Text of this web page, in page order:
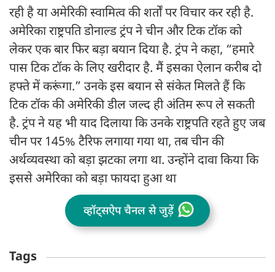
रही है या अमेरिकी स्वामित्व की शर्तों पर विचार कर रही है.
अमेरिका राष्ट्रपति डोनाल्ड ट्रंप ने चीन और टिक टॉक को
लेकर एक बार फिर बड़ा बयान दिया है. ट्रंप ने कहा, “हमारे
पास टिक टॉक के लिए खरीदार है. मैं इसका ऐलान करीब दो
हफ्ते में करूंगा.” उनके इस बयान से संकेत मिलते हैं कि
टिक टॉक की अमेरिकी डील जल्द ही अंतिम रूप ले सकती
है. ट्रंप ने यह भी याद दिलाया कि उनके राष्ट्रपति रहते हुए जब
चीन पर 145% टैरिफ लगाया गया था, तब चीन की
अर्थव्यवस्था को बड़ा झटका लगा था. उन्होंने दावा किया कि
इससे अमेरिका को बड़ा फायदा हुआ था
व्हॉट्सऐप चैनल से जुड़ें
Tags